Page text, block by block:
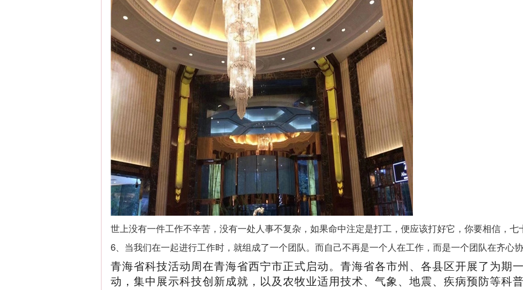
世上没有一件工作不辛苦，没有一处人事不复杂，如果命中注定是打工，便应该打好它，你要相信，七
6、当我们在一起进行工作时，就组成了一个团队。而自己不再是一个人在工作，而是一个团队在齐心
青海省科技活动周在青海省西宁市正式启动。青海省各市州、各县区开展了为期
动，集中展示科技创新成就，以及农牧业适用技术、气象、地震、疾病预防等科